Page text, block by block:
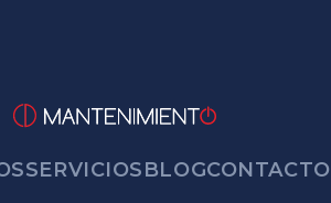
SERVICIOSBLOGCONTACTO